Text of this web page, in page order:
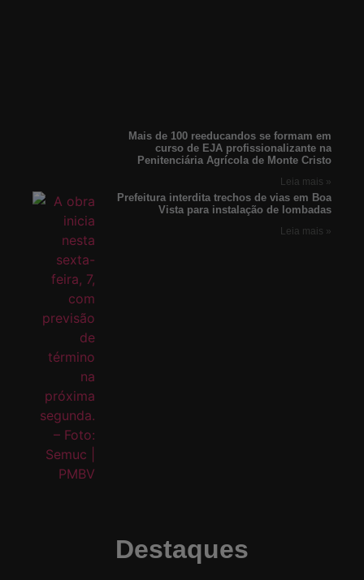
Destaques
Mais de 100 reeducandos se formam em
curso de EJA profissionalizante na
Penitenciária Agrícola de Monte Cristo
Leia mais »
Prefeitura interdita trechos de vias em Boa
Vista para instalação de lombadas
Leia mais »